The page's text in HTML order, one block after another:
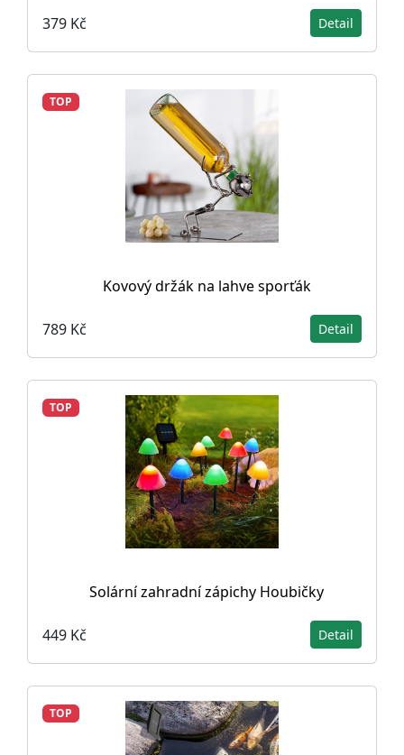
379 Kč Detail
TOP
Kovový držák na lahve sporťák
789 Kč Detail
TOP
Solární zahradní zápichy Houbičky
449 Kč Detail
TOP